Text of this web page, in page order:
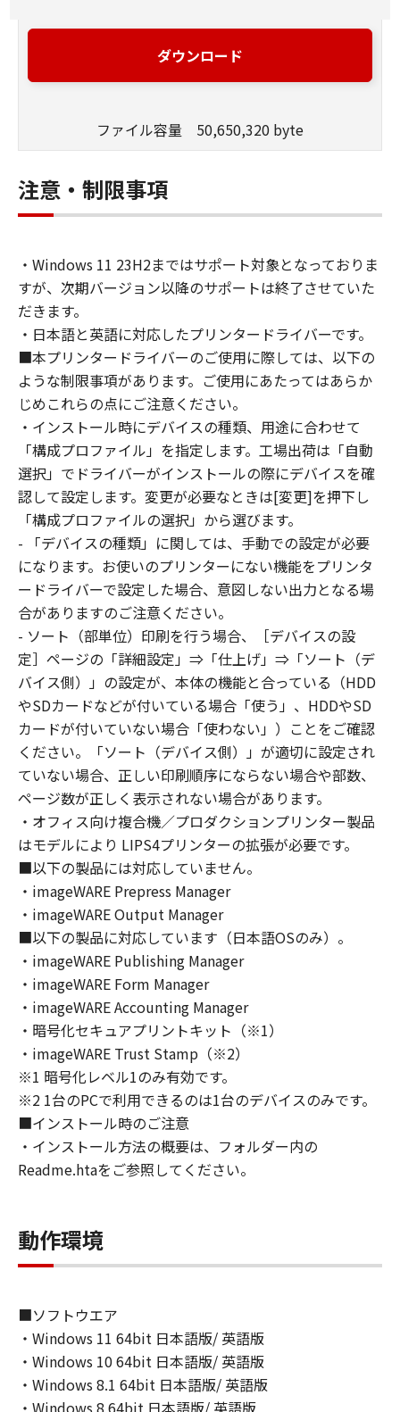
ンピューター（以下「指定機器」と言いま
す。）において、「本ソフトウェア」を使用
ること、アクセスすること、もしくは実行する
の非独占的権利をお客様に対して許諾します。
お客様は、また「指定機器」にネットワークを
通じて接続されたコンピューター上で、かかる
ェア」を使用させることができますが、かかる
コンピューターの使用者に本契約書上の義務お
よび条件を遵守させるとともに、その履行に関
し全責任を負うことを条件とします。
(2) お客様は、上記(1)に基づいて「本ソフトウ
ェア」を使用するためのバックアップとして、
「本ソフトウェア」を１部、複製することがで
きます。
(3) 上記(1)および(2)に定める場合を除き、キヤ
ノンまたはキヤノンのライセンサーのいかなる
知的財産権も、明示たると黙示たるとを問わ
ず、本契約書によってお客様に譲渡あるいは許
諾されるものではありません。
２．制限
(1) お客様は、再使用許諾、譲渡、販売、頒
布、リースもしくは貸与その他の方法により、
第三者に「本ソフトウェア」を使用させること
はできません。
(2) お客様は、「本ソフトウェア」の全部また
は一部を修正、改変、逆コンパイル、逆アセン
ブル、その他リバースエンジニアリング等する
ことはできません。また第三者にこのような行
為をさせてはなりません。
３．著作権表示
お客様は、「本ソフトウェア」に含まれるキヤ
ノンまたはキヤノンのライセンサーの著作権表
示を変更し、除去しもしくは削除してはなりま
せん。
４．所有権
「本ソフトウェア」に係る権原および所有権
は、その内容によりキヤノンまたはキヤノンの
ライセンサーに帰属します。
５．輸出
お客様は、日本国政府または関連する外国政府
より必要な許可等を得ることなしに、「本ソフ
トウェア」の全部または一部を、直接または間
接に輸出してはなりません。
６．サポートおよびアップデート
キヤノン、キヤノンの子会社、関係会社、それ
らの販売代理店および販売店、並びにキヤノン
のライセンサーは、お客様による「本ソフトウ
ェア」の使用を支援すること、および「本ソフ
トウェア」に対してアップデート、バグの修正
７．保証の否認・免責
(1) 「本ソフトウェア」は、『現状のまま』の
状態で使用許諾されます。キヤノン、キヤノン
の関連会社、それらの販売代理店または販売店
のいずれも、「本ソフトウェア」に関して、商
品性および特定の目的への適合性の保証を含
め、いかなる保証も、明示たると黙示たるとを
問わず一切しないものとします。
ダウンロード
ファイル容量 50,650,320 byte
注意・制限事項
・Windows 11 23H2まではサポート対象となっておりま
すが、次期バージョン以降のサポートは終了させていた
だきます。
・日本語と英語に対応したプリンタードライバーです。
■本プリンタードライバーのご使用に際しては、以下の
ような制限事項があります。ご使用にあたってはあらか
じめこれらの点にご注意ください。
・インストール時にデバイスの種類、用途に合わせて
「構成プロファイル」を指定します。工場出荷は「自動
選択」でドライバーがインストールの際にデバイスを確
認して設定します。変更が必要なときは[変更]を押下し
「構成プロファイルの選択」から選びます。
- 「デバイスの種類」に関しては、手動での設定が必要
になります。お使いのプリンターにない機能をプリンタ
ードライバーで設定した場合、意図しない出力となる場
合がありますのご注意ください。
- ソート（部単位）印刷を行う場合、［デバイスの設
定］ページの「詳細設定」⇒「仕上げ」⇒「ソート（デ
バイス側）」の設定が、本体の機能と合っている（HDD
やSDカードなどが付いている場合「使う」、HDDやSD
カードが付いていない場合「使わない」）ことをご確認
ください。「ソート（デバイス側）」が適切に設定され
ていない場合、正しい印刷順序にならない場合や部数、
ページ数が正しく表示されない場合があります。
・オフィス向け複合機／プロダクションプリンター製品
はモデルにより LIPS4プリンターの拡張が必要です。
■以下の製品には対応していません。
・imageWARE Prepress Manager
・imageWARE Output Manager
■以下の製品に対応しています（日本語OSのみ）。
・imageWARE Publishing Manager
・imageWARE Form Manager
・imageWARE Accounting Manager
・暗号化セキュアプリントキット（※1）
・imageWARE Trust Stamp（※2）
※1 暗号化レベル1のみ有効です。
※2 1台のPCで利用できるのは1台のデバイスのみです。
■インストール時のご注意
・インストール方法の概要は、フォルダー内の
Readme.htaをご参照してください。
動作環境
■ソフトウエア
・Windows 11 64bit 日本語版/ 英語版
・Windows 10 64bit 日本語版/ 英語版
・Windows 8.1 64bit 日本語版/ 英語版
・Windows 8 64bit 日本語版/ 英語版